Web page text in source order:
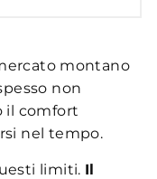
montano
non
il comfort
nel tempo.
limiti. Il